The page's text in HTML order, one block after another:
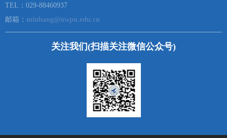
TEL：029-88460937
邮箱： minhang@nwpu.edu.cn
关注我们(扫描关注微信公众号)